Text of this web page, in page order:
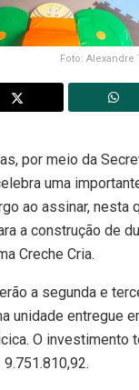
Foto:
por meio da
uma
ao assinar, nesta
a construção de
Creche Cria.
a segunda e
unidade entregue
O investimento